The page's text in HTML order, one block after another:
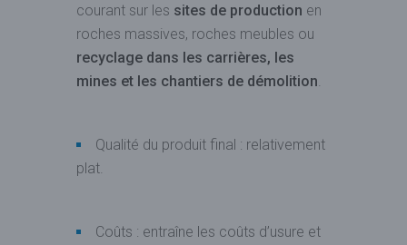
courant sur les sites de production en
roches massives, roches meubles ou
recyclage dans les carrières, les
mines et les chantiers de démolition
Qualité du produit final : relativement
plat.
Coûts : entraîne les coûts d’usure et